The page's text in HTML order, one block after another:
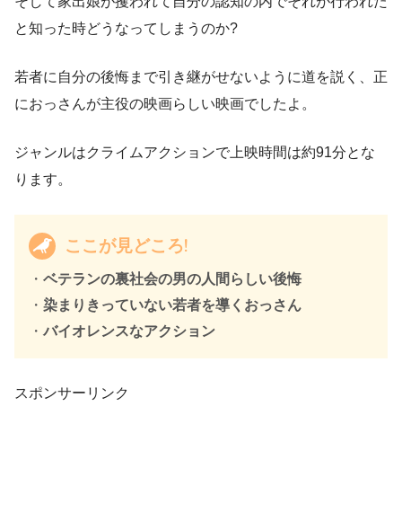
と知った時どうなってしまうのか?
若者に自分の後悔まで引き継がせないように道を説く、正
におっさんが主役の映画らしい映画でしたよ。
ジャンルはクライムアクションで上映時間は約91分とな
ります。
ここが見どころ!
・ ベテランの裏社会の男の人間らしい後悔
・ 染まりきっていない若者を導くおっさん
・ バイオレンスなアクション
スポンサーリンク